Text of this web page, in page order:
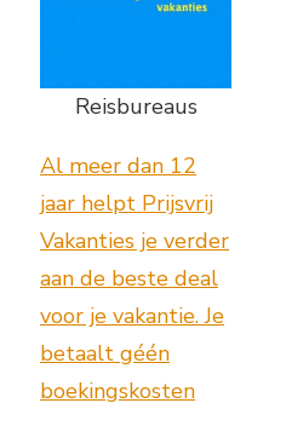
Reisbureaus
Al meer dan 12
jaar helpt Prijsvrij
Vakanties je verder
aan de beste deal
voor je vakantie. Je
betaalt géén
boekingskosten